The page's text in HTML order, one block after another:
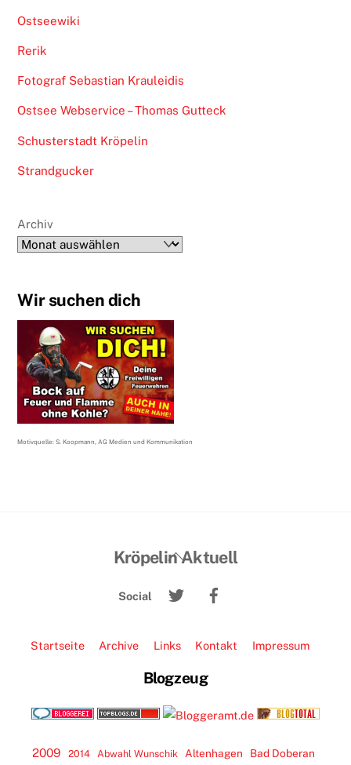
Ostseewiki
Rerik
Fotograf Sebastian Krauleidis
Ostsee Webservice – Thomas Gutteck
Schusterstadt Kröpelin
Strandgucker
Archiv
Wir suchen dich
Motivquelle: S. Koopmann, AG Medien und Kommunikation
Back
Top
Kröpelin Aktuell
Social
Twitter
Startseite Archive Links Kontakt Impressum
Blogzeug
2009 2014 Abwahl Wunschik Altenhagen Bad Doberan